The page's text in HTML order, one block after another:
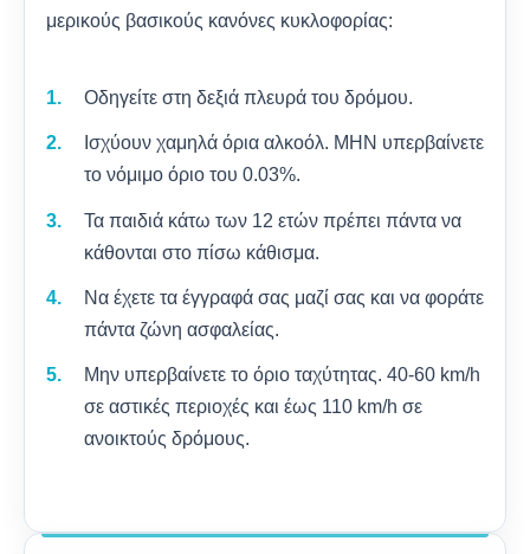
μερικούς βασικούς κανόνες κυκλοφορίας:
Οδηγείτε στη δεξιά πλευρά του δρόμου.
Ισχύουν χαμηλά όρια αλκοόλ. ΜΗΝ υπερβαίνετε
το νόμιμο όριο του 0.03%.
Τα παιδιά κάτω των 12 ετών πρέπει πάντα να
κάθονται στο πίσω κάθισμα.
Να έχετε τα έγγραφά σας μαζί σας και να φοράτε
πάντα ζώνη ασφαλείας.
Μην υπερβαίνετε το όριο ταχύτητας. 40-60 km/h
σε αστικές περιοχές και έως 110 km/h σε
ανοικτούς δρόμους.